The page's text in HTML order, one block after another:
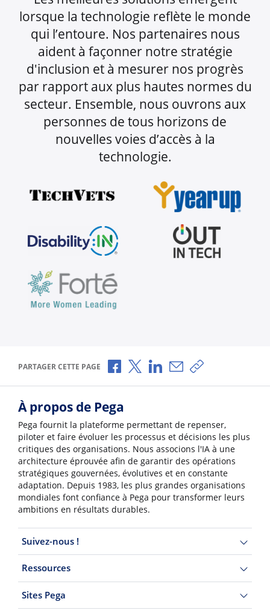
lorsque la technologie reflète le monde
qui l’entoure. Nos partenaires nous
aident à façonner notre stratégie
d'inclusion et à mesurer nos progrès
par rapport aux plus hautes normes du
secteur. Ensemble, nous ouvrons aux
personnes de tous horizons de
nouvelles voies d’accès à la
technologie.
PARTAGER CETTE PAGE Partager via Facebook
Partager via X
Partager via LinkedIn
Partager par e-mail
Copier le lien
À propos de Pega
Pega fournit la plateforme permettant de repenser,
piloter et faire évoluer les processus et décisions les plus
critiques des organisations. Nous associons l'IA à une
architecture éprouvée afin de garantir des opérations
stratégiques gouvernées, évolutives et en constante
adaptation. Depuis 1983, les plus grandes organisations
mondiales font confiance à Pega pour transformer leurs
ambitions en résultats durables.
Suivez-nous !
Ressources
Sites Pega